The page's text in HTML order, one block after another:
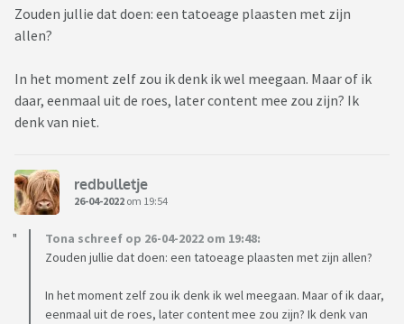
Zouden jullie dat doen: een tatoeage plaasten met zijn
allen?
In het moment zelf zou ik denk ik wel meegaan. Maar of ik
daar, eenmaal uit de roes, later content mee zou zijn? Ik
denk van niet.
redbulletje
26-04-2022 om 19:54
Tona schreef op 26-04-2022 om 19:48:
Zouden jullie dat doen: een tatoeage plaasten met zijn allen?
In het moment zelf zou ik denk ik wel meegaan. Maar of ik daar,
eenmaal uit de roes, later content mee zou zijn? Ik denk van